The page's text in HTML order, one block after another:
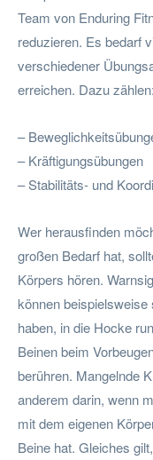
Team von Enduring
reduzieren. Es bedarf
verschiedener
erreichen. Dazu zählen:
–
– Kräftigungsübungen
– Stabilitäts- und
Wer herausfinden
großen Bedarf hat,
Körpers hören.
können
haben, in die Hocke
Beinen beim
berühren. Mangelnde
anderem darin, wenn
mit dem eigenen
Beine hat. Gleiches